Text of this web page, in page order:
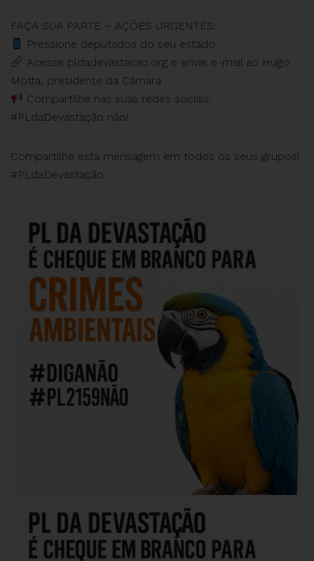
FAÇA SUA PARTE – AÇÕES URGENTES:
Pressione deputados do seu estado
Acesse pldadevastacao.org e envie e-mail ao Hugo
Motta, presidente da Câmara
Compartilhe nas suas redes sociais:
#PLdaDevastação não!
Compartilhe esta mensagem em todos os seus grupos!
#PLdaDevastação